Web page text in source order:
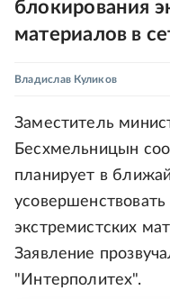
блокирования
материалов в
Владислав Куликов
Заместитель
Бесхмельницын
планирует в
экстремистских
Заявление
"Интерполитех".